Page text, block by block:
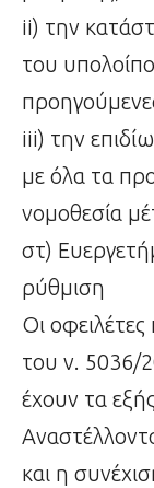
ii) την
του
iii) την
με όλα τα
νομοθεσία
στ)
ρύθμιση
Οι
του ν. 5036/
έχουν τα
και η